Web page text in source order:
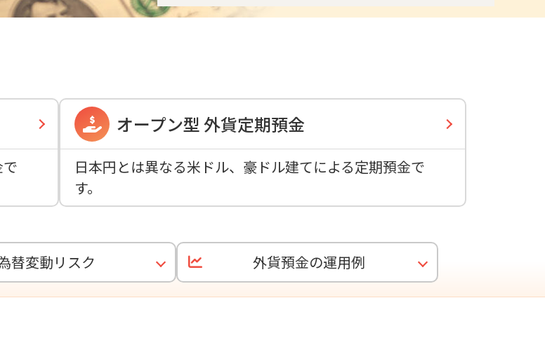
オープン型 外貨定期預金
日本円とは異なる米ドル、豪ドル建てによる定期預金で
す。
替変動リスク 外貨預金の運用例